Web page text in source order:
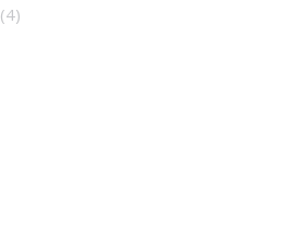
(4)